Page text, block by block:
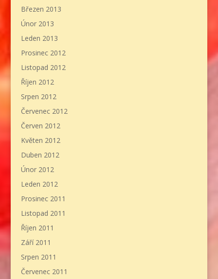
Březen 2013
Únor 2013
Leden 2013
Prosinec 2012
Listopad 2012
Říjen 2012
Srpen 2012
Červenec 2012
Červen 2012
Květen 2012
Duben 2012
Únor 2012
Leden 2012
Prosinec 2011
Listopad 2011
Říjen 2011
Září 2011
Srpen 2011
Červenec 2011